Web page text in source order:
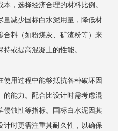
，选择经济合理的材料比例。
量减少国标白水泥用量，降低材
合料（如粉煤灰、矿渣粉等）来
或提高混凝土的性能。
用过程中能够抵抗各种破坏因
能力。配合比设计时需考虑混
侵蚀性等指标。国标白水泥因其
时更需注重其耐久性，以确保